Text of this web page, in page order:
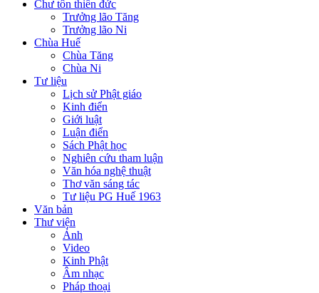
Chư tôn thiền đức
Trưởng lão Tăng
Trưởng lão Ni
Chùa Huế
Chùa Tăng
Chùa Ni
Tư liệu
Lịch sử Phật giáo
Kinh điển
Giới luật
Luận điển
Sách Phật học
Nghiên cứu tham luận
Văn hóa nghệ thuật
Thơ văn sáng tác
Tư liệu PG Huế 1963
Văn bản
Thư viện
Ảnh
Video
Kinh Phật
Âm nhạc
Pháp thoại